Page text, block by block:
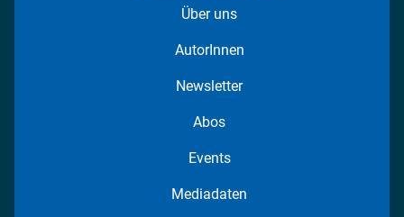
Über uns
AutorInnen
Newsletter
Abos
Events
Mediadaten